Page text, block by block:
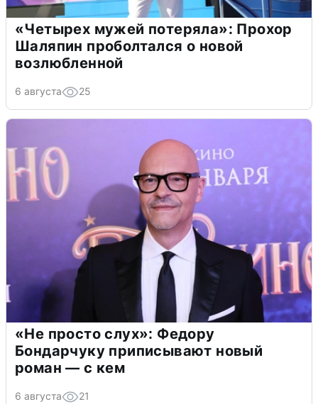
«Четырех мужей потеряла»: Прохор
Шаляпин проболтался о новой
возлюбленной
6 августа 25
«Не просто слух»: Федору
Бондарчуку приписывают новый
роман — с кем
6 августа 21